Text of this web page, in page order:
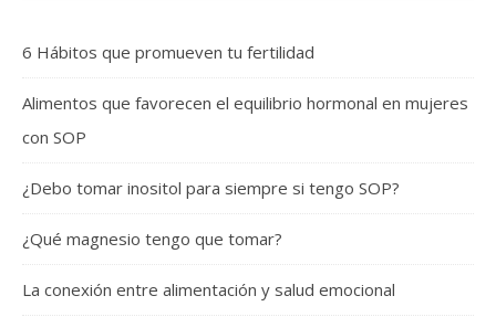
6 Hábitos que promueven tu fertilidad
Alimentos que favorecen el equilibrio hormonal en mujeres
con SOP
¿Debo tomar inositol para siempre si tengo SOP?
¿Qué magnesio tengo que tomar?
La conexión entre alimentación y salud emocional